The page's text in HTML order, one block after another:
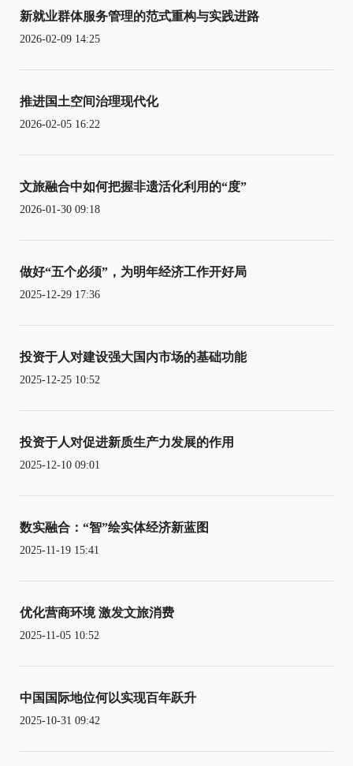
新就业群体服务管理的范式重构与实践进路
2026-02-09 14:25
推进国土空间治理现代化
2026-02-05 16:22
文旅融合中如何把握非遗活化利用的“度”
2026-01-30 09:18
做好“五个必须”，为明年经济工作开好局
2025-12-29 17:36
投资于人对建设强大国内市场的基础功能
2025-12-25 10:52
投资于人对促进新质生产力发展的作用
2025-12-10 09:01
数实融合：“智”绘实体经济新蓝图
2025-11-19 15:41
优化营商环境 激发文旅消费
2025-11-05 10:52
中国国际地位何以实现百年跃升
2025-10-31 09:42